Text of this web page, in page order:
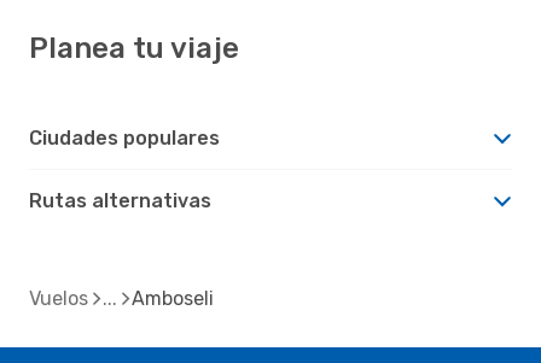
Planea tu viaje
Ciudades populares
Rutas alternativas
Vuelos Amboseli